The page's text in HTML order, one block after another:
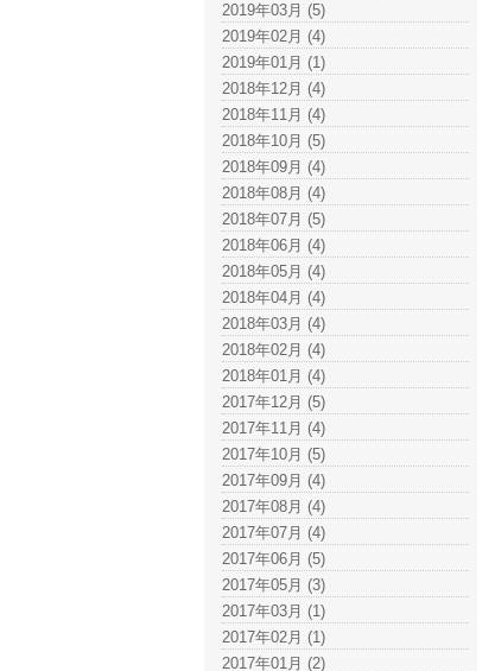
2019年03月 (5)
2019年02月 (4)
2019年01月 (1)
2018年12月 (4)
2018年11月 (4)
2018年10月 (5)
2018年09月 (4)
2018年08月 (4)
2018年07月 (5)
2018年06月 (4)
2018年05月 (4)
2018年04月 (4)
2018年03月 (4)
2018年02月 (4)
2018年01月 (4)
2017年12月 (5)
2017年11月 (4)
2017年10月 (5)
2017年09月 (4)
2017年08月 (4)
2017年07月 (4)
2017年06月 (5)
2017年05月 (3)
2017年03月 (1)
2017年02月 (1)
2017年01月 (2)